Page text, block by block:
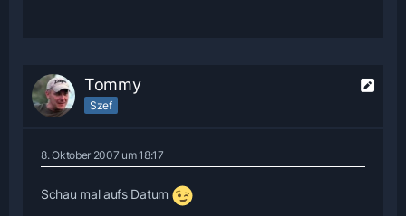
Tommy
Szef
8. Oktober 2007 um 18:17
Schau mal aufs Datum